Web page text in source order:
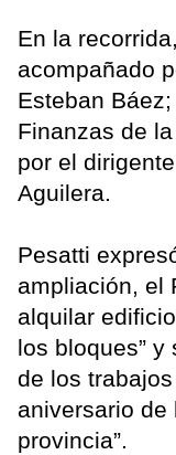
En la
acompañado
Esteban
Finanzas de
por el
Aguilera.
Pesatti
ampliación, el
alquilar
los bloques”
de los
aniversario de
provincia”.